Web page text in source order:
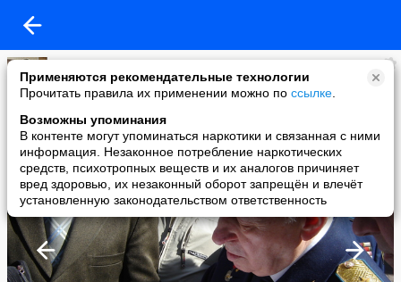
Применяются рекомендательные технологии
Прочитать правила их применении можно по ссылке
Возможны упоминания
В контенте могут упоминаться наркотики и связанная с ними
информация. Незаконное потребление наркотических
средств, психотропных веществ и их аналогов причиняет
вред здоровью, их незаконный оборот запрещён и влечёт
установленную законодательством ответственность
Ту22
added a photo
29 Apr в 22:27